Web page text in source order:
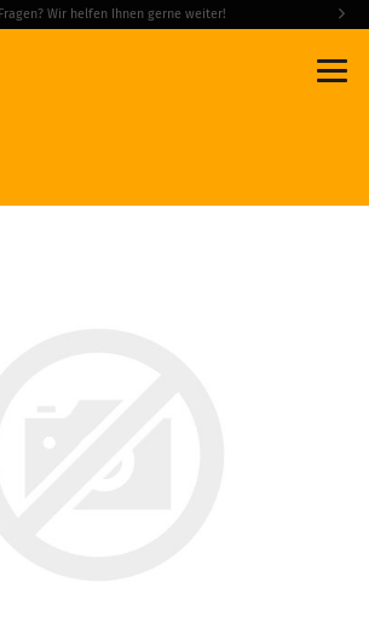
Fragen? Wir helfen Ihnen gerne weiter!